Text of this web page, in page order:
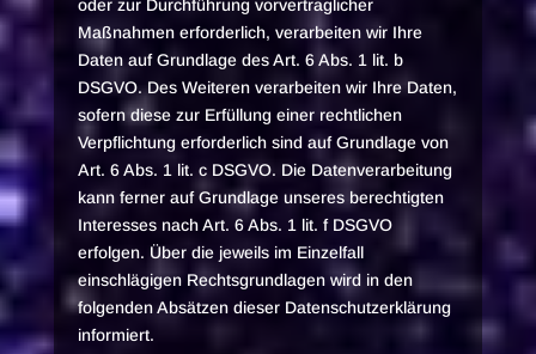
oder zur Durchführung vorvertraglicher
Maßnahmen erforderlich, verarbeiten wir Ihre
Daten auf Grundlage des Art. 6 Abs. 1 lit. b
DSGVO. Des Weiteren verarbeiten wir Ihre Daten,
sofern diese zur Erfüllung einer rechtlichen
Verpflichtung erforderlich sind auf Grundlage von
Art. 6 Abs. 1 lit. c DSGVO. Die Datenverarbeitung
kann ferner auf Grundlage unseres berechtigten
Interesses nach Art. 6 Abs. 1 lit. f DSGVO
erfolgen. Über die jeweils im Einzelfall
einschlägigen Rechtsgrundlagen wird in den
folgenden Absätzen dieser Datenschutzerklärung
informiert.